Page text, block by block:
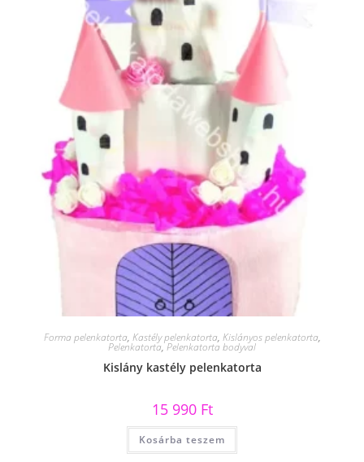
Forma pelenkatorta, Kastély pelenkatorta, Kislányos pelenkatorta,
Pelenkatorta,Pelenkatorta bodyval
Kislány kastély pelenkatorta
15 990 Ft
Kosárba teszem